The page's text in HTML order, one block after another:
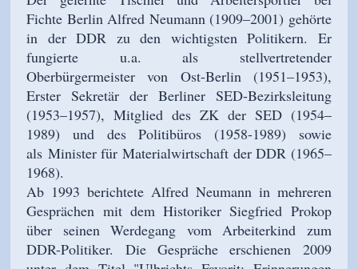
Fichte Berlin Alfred Neumann (1909–2001) gehörte
in der DDR zu den wichtigsten Politikern. Er
fungierte u.a. als stellvertretender
Oberbürgermeister von Ost-Berlin (1951–1953),
Erster Sekretär der Berliner SED-Bezirksleitung
(1953–1957), Mitglied des ZK der SED (1954–
1989) und des Politibüros (1958-1989) sowie
als Minister für Materialwirtschaft der DDR (1965–
1968).
Ab 1993 berichtete Alfred Neumann in mehreren
Gesprächen mit dem Historiker Siegfried Prokop
über seinen Werdegang vom Arbeiterkind zum
DDR-Politiker. Die Gespräche erschienen 2009